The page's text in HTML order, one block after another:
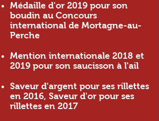
Médaille d'or 2019 pour son
boudin au Concours
international de Mortagne-au-
Perche
Mention internationale 2018 et
2019 pour son saucisson à l'ail
Saveur d'argent pour ses rillettes
en 2016, Saveur d'or pour ses
rillettes en 2017